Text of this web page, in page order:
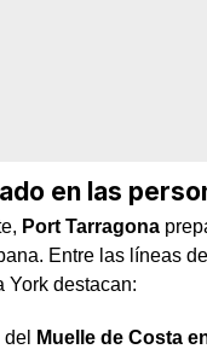
en las
Port Tarragona
Entre las líneas
York destacan:
Muelle de Costa